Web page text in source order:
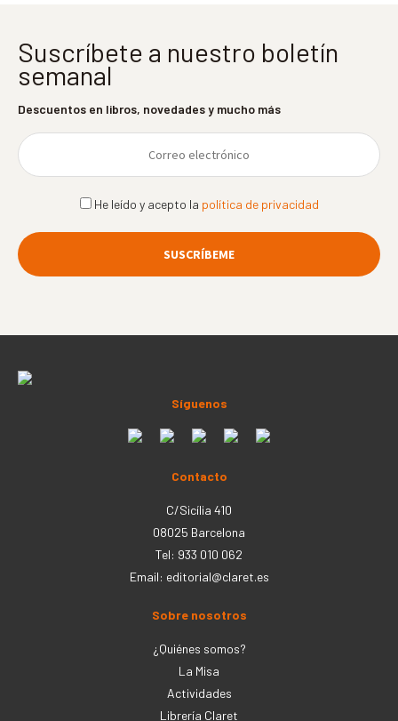
Suscríbete a nuestro boletín
semanal
Descuentos en libros, novedades y mucho más
He leído y acepto la política de privacidad
Síguenos
Contacto
C/Sicília 410
08025 Barcelona
Tel: 933 010 062
Email: editorial@claret.es
Sobre nosotros
¿Quiénes somos?
La Misa
Actividades
Librería Claret